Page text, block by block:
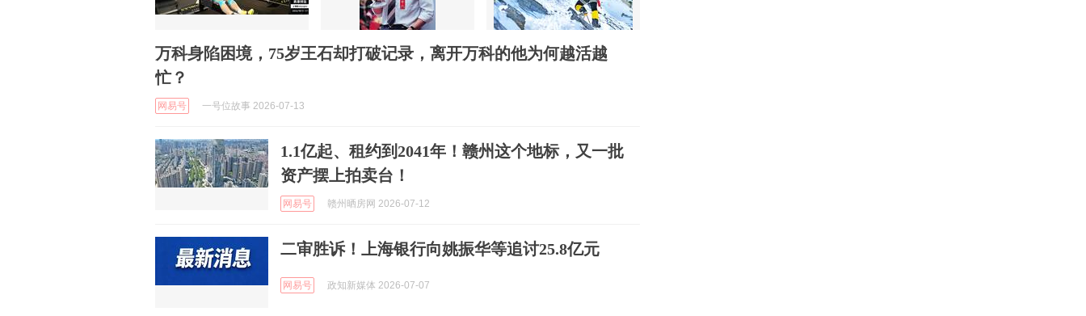
万科身陷困境，75岁王石却打破记录，离开万科的他为何越活越
忙？
网易号 一号位故事 2026-07-13
1.1亿起、租约到2041年！赣州这个地标，又一批
资产摆上拍卖台！
网易号 赣州晒房网 2026-07-12
二审胜诉！上海银行向姚振华等追讨25.8亿元
网易号 政知新媒体 2026-07-07